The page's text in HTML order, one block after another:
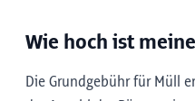
Wie hoch ist
Die Grundgebühr für Müll